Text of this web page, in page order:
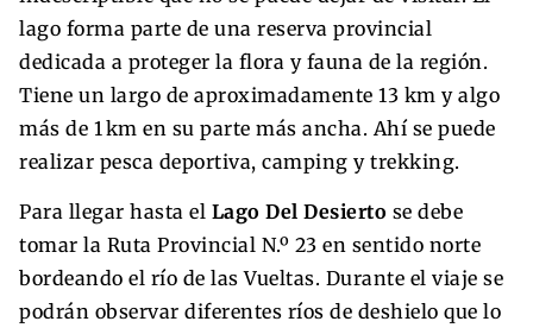
lago forma parte de una reserva provincial
dedicada a proteger la flora y fauna de la región.
Tiene un largo de aproximadamente 13 km y algo
más de 1 km en su parte más ancha. Ahí se puede
realizar pesca deportiva, camping y trekking.
Para llegar hasta el Lago Del Desierto se debe
tomar la Ruta Provincial N.º 23 en sentido norte
bordeando el río de las Vueltas. Durante el viaje se
podrán observar diferentes ríos de deshielo que lo